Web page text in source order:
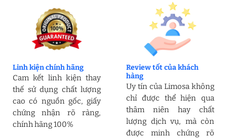
Linh kiện chính hãng
Cam kết linh kiện thay
thế sử dụng chất lượng
cao có nguồn gốc, giấy
chứng nhận rõ ràng,
chính hãng 100%
Review tốt của khách
hàng
Uy tín của Limosa không
chỉ được thể hiện qua
thâm niên hay chất
lượng dịch vụ, mà còn
được minh chứng rõ